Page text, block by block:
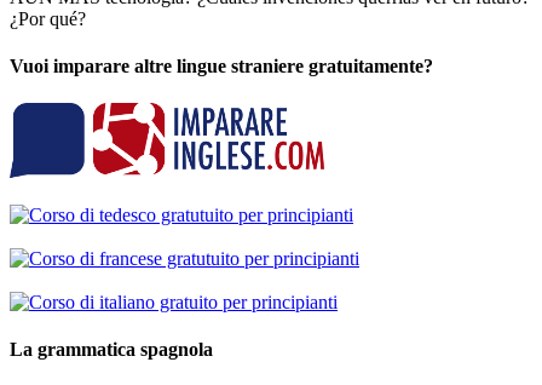
¿Por qué?
Vuoi imparare altre lingue straniere gratuitamente?
La grammatica spagnola